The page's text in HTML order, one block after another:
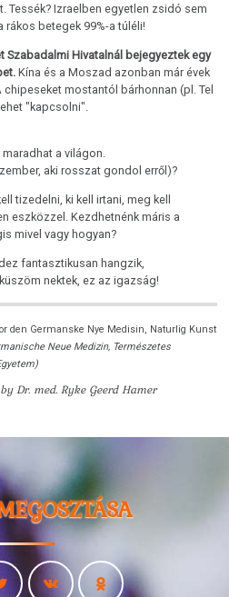
Tessék? Izraelben egyetlen zsidó sem
rákos betegek 99%-a túléli!
Szabadalmi Hivatalnál bejegyeztek egy
Kína és a Moszad azonban már évek
chipeseket mostantól bárhonnan (pl. Tel
"kapcsolni".
a világon.
aki rosszat gondol erről)?
tizedelni, ki kell irtani, meg kell
eszközzel. Kezdhetnénk máris a
mivel vagy hogyan?
fantasztikusan hangzik,
nektek, ez az igazság!
den Germanske Nye Medisin, Naturlig Kunst
Neue Medizin, Természetes
Dr. med. Ryke Geerd Hamer